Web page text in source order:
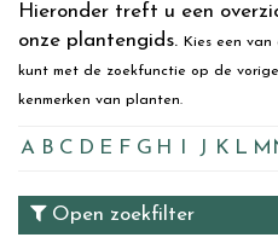
Hieronder treft u een
onze plantengids. Kies een
kunt met de zoekfunctie op de
kenmerken van planten.
A B C D E F G H J K L M
Open zoekfilter